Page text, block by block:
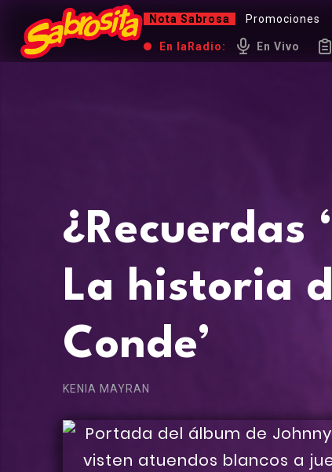
Nota Sabrosa Promociones
En la Radio: En Vivo
¿Recuerdas
La historia
Conde’
KENIA MAYRAN